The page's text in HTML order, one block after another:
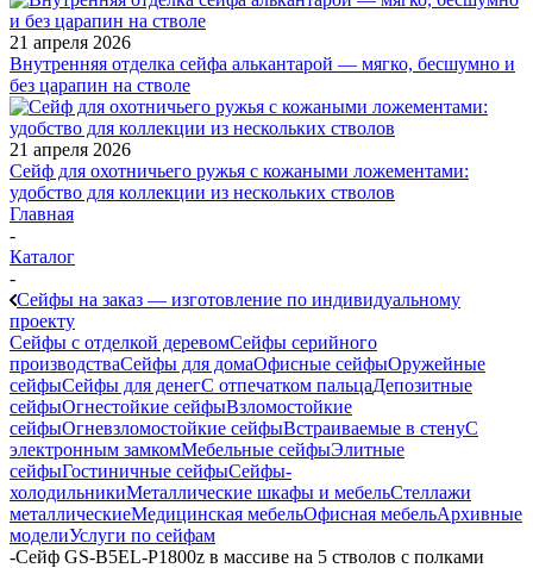
21 апреля 2026
Внутренняя отделка сейфа алькантарой — мягко, бесшумно и
без царапин на стволе
21 апреля 2026
Сейф для охотничьего ружья с кожаными ложементами:
удобство для коллекции из нескольких стволов
Главная
-
Каталог
-
Сейфы на заказ — изготовление по индивидуальному
проекту
Сейфы с отделкой деревомСейфы серийного
производстваСейфы для домаОфисные сейфыОружейные
сейфыСейфы для денегС отпечатком пальцаДепозитные
сейфыОгнестойкие сейфыВзломостойкие
сейфыОгневзломостойкие сейфыВстраиваемые в стенуС
электронным замкомМебельные сейфыЭлитные
сейфыГостиничные сейфыСейфы-
холодильникиМеталлические шкафы и мебельСтеллажи
металлическиеМедицинская мебельОфисная мебельАрхивные
моделиУслуги по сейфам
-Сейф GS-B5EL-P1800z в массиве на 5 стволов с полками